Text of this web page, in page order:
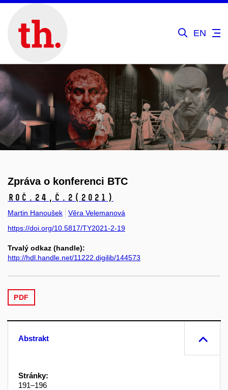
EN
Zpráva o konferenci BTC
Roč.24, č.2 (2021)
Martin Hanoušek
Věra Velemanová
https://doi.org/10.5817/TY2021-2-19
Trvalý odkaz (handle):
http://hdl.handle.net/11222.digilib/144573
PDF
Abstrakt
Stránky:
191–196